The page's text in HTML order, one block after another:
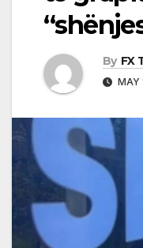
By FX
MAY